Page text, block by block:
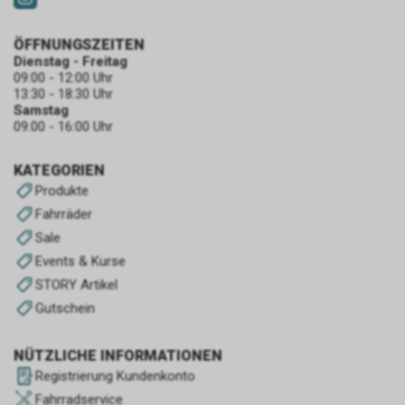
KATEGORIEN
Produkte
Fahrräder
Sale
Events & Kurse
STORY Artikel
Gutschein
NÜTZLICHE INFORMATIONEN
Registrierung Kundenkonto
Fahrradservice
ÖFFNUNGSZEITEN
Dienstag - Freitag
09:00 - 12:00 Uhr
13:30 - 18:30 Uhr
Samstag
09:00 - 16:00 Uhr